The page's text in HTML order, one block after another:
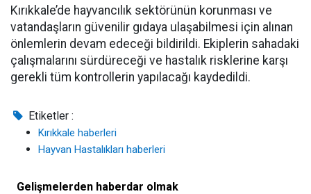
Kırıkkale’de hayvancılık sektörünün korunması ve
vatandaşların güvenilir gıdaya ulaşabilmesi için alınan
önlemlerin devam edeceği bildirildi. Ekiplerin sahadaki
çalışmalarını sürdüreceği ve hastalık risklerine karşı
gerekli tüm kontrollerin yapılacağı kaydedildi.
Etiketler :
Kırıkkale haberleri
Hayvan Hastalıkları haberleri
Gelişmelerden haberdar olmak